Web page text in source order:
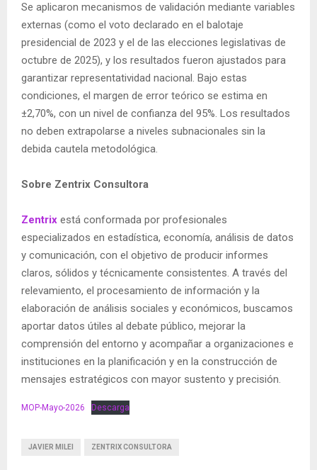
Se aplicaron mecanismos de validación mediante variables
externas (como el voto declarado en el balotaje
presidencial de 2023 y el de las elecciones legislativas de
octubre de 2025), y los resultados fueron ajustados para
garantizar representatividad nacional. Bajo estas
condiciones, el margen de error teórico se estima en
±2,70%, con un nivel de confianza del 95%. Los resultados
no deben extrapolarse a niveles subnacionales sin la
debida cautela metodológica.
Sobre Zentrix Consultora
Zentrix está conformada por profesionales
especializados en estadística, economía, análisis de datos
y comunicación, con el objetivo de producir informes
claros, sólidos y técnicamente consistentes. A través del
relevamiento, el procesamiento de información y la
elaboración de análisis sociales y económicos, buscamos
aportar datos útiles al debate público, mejorar la
comprensión del entorno y acompañar a organizaciones e
instituciones en la planificación y en la construcción de
mensajes estratégicos con mayor sustento y precisión.
MOP-Mayo-2026 Descarga
JAVIER MILEI ZENTRIX CONSULTORA